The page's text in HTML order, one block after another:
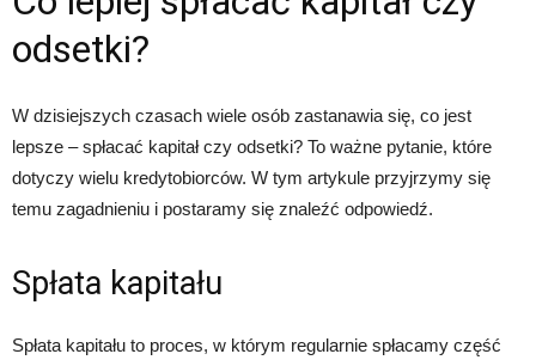
odsetki?
W dzisiejszych czasach wiele osób zastanawia się, co jest
lepsze – spłacać kapitał czy odsetki? To ważne pytanie, które
dotyczy wielu kredytobiorców. W tym artykule przyjrzymy się
temu zagadnieniu i postaramy się znaleźć odpowiedź.
Spłata kapitału
Spłata kapitału to proces, w którym regularnie spłacamy część